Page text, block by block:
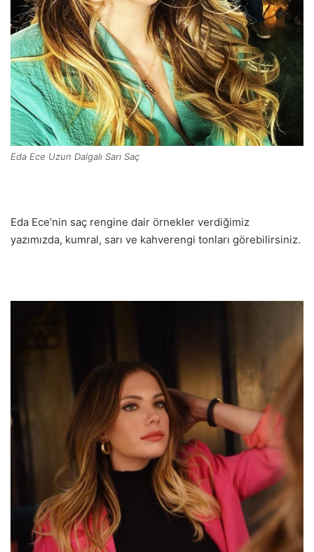
Eda Ece Uzun Dalgalı Sarı Saç
Eda Ece’nin saç rengine dair örnekler verdiğimiz
yazımızda, kumral, sarı ve kahverengi tonları görebilirsiniz.